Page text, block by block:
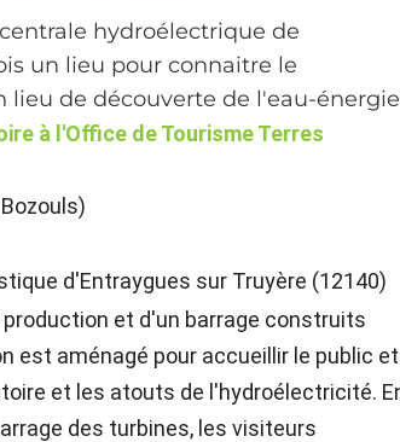
hydroélectrique de
un lieu pour connaitre le
de découverte de l'eau-
à l'Office de Tourisme Terres
d'Entraygues sur Truyère (12140)
production et d'un barrage construits
est aménagé pour accueillir le public et
et les atouts de l'hydroélectricité.
des turbines, les visiteurs